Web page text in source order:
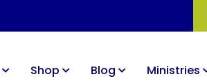
Shop Blog Ministries